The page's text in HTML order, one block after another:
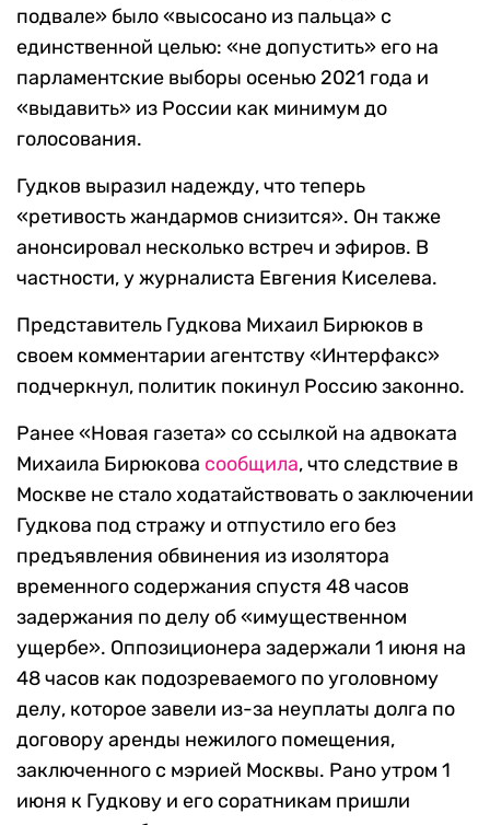
подвале» было «высосано из пальца» с
единственной целью: «не допустить» его на
парламентские выборы осенью 2021 года и
«выдавить» из России как минимум до
голосования.
Гудков выразил надежду, что теперь
«ретивость жандармов снизится». Он также
анонсировал несколько встреч и эфиров. В
частности, у журналиста Евгения Киселева.
Представитель Гудкова Михаил Бирюков в
своем комментарии агентству «Интерфакс»
подчеркнул, политик покинул Россию законно.
Ранее «Новая газета» со ссылкой на адвоката
Михаила Бирюкова сообщила, что следствие в
Москве не стало ходатайствовать о заключении
Гудкова под стражу и отпустило его без
предъявления обвинения из изолятора
временного содержания спустя 48 часов
задержания по делу об «имущественном
ущербе». Оппозиционера задержали 1 июня на
48 часов как подозреваемого по уголовному
делу, которое завели из-за неуплаты долга по
договору аренды нежилого помещения,
заключенного с мэрией Москвы. Рано утром 1
июня к Гудкову и его соратникам пришли